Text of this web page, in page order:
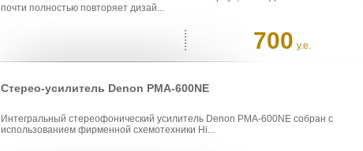
почти полностью повторяет дизай...
700 у.е.
Стерео-усилитель Denon PMA-600NE
Интегральный стереофонический усилитель Denon PMA-600NE собран с
использованием фирменной схемотехники Hi...